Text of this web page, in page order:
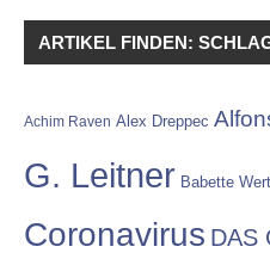
ARTIKEL FINDEN:
Achim Raven Alex Dreppec
G. Leitner Babette
Coronavirus DAS